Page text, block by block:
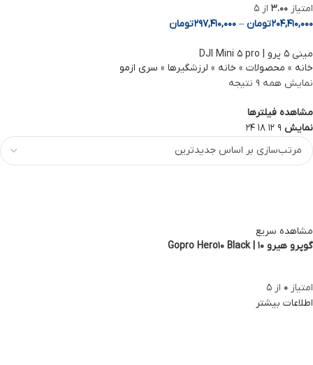
امتیاز 3.00 از 5
204,410,000تومان –
297,410,000تومان
مینی ۵ پرو | DJI Mini ۵ pro
خانه » محصولات » خانه » لرزشگیرها » سری ازمو
نمایش همه 9 نتیجه
مشاهده فیلترها
نمایش 9
12
18
24
مشاهده سریع
گوپرو هیرو 10 | Gopro Hero10 Black
امتیاز 0 از 5
اطلاعات بیشتر